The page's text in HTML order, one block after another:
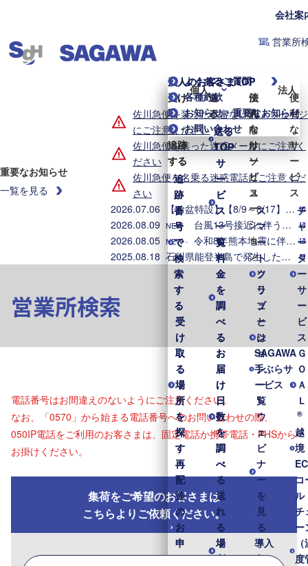
会社案
営業所
個人
個人のお客さまTOP
受け
取
る・
追跡
する
追
跡
番
号
で
検
索
す
る
受
け
取
る
場
所
を
探
す
再
配
達
の
お
申
し
送
る
送る
TOP
サ
ー
ビ
ス
一
覧
料
金
を
調
べ
る
お
届
け
日
数
を
調
べ
る
送
れ
る
場
所
便
利
な
サ
ー
ビ
ス
ス
マ
ー
ト
ク
ラ
ブ
と
は
SAGAWA
手ぶらサ
ービス
法人
法人のお客さまTOP
受け
取
る・
追跡
する
追
跡
番
号
で
検
索
す
る
受
け
取
る
場
所
を
探
す
再
配
達
の
お
申
し
送
る
送る
TOP
サ
ー
ビ
ス
一
覧
料
金
を
調
べ
る
お
届
け
日
数
を
調
べ
る
送
れ
る
場
所
法
人
向
け
ソ
リ
ュ
ー
シ
ョ
ン
ソ
リ
ュ
ー
シ
ョ
ン
一
覧
ウ
ェ
ビ
ナ
ー
を
見
る
導入
事
便
利
な
サ
ー
ビ
ス
チ
ャ
ー
タ
ー
サ
ー
ビ
ス
Ｇ
Ｏ
Ａ
Ｌ
®
越
境
EC
コ
ル
チ
ー
度
よくあるご質問
各種約款
お知らせ・重要なお知らせ
お問い合わせ
重要なお知らせ
一覧を見る
佐川急便を装った不審なLINEメッセージ
にご注意ください
佐川急便を装った迷惑メールにご注意く
ださい
佐川急便を名乗る迷惑電話にご注意くだ
さい
2026.07.06
【お盆特設】【8/9～8/17】お盆期間中の集配業務のご案内
2026.08.09 NEW
台風13号接近に伴う集配業務への影響について（2026年8月9日8時時点）
2026.08.05 NEW
令和8年熊本地震に伴う集配への影響について（2026年8月5日8時時点）
2025.08.18
石川県能登半島で発生した地震・大雨に伴う配送への影響について
営業所検索
電話番号はお間違えのないようにご注意ください。
なお、「0570」から始まる電話番号へのお問い合わせの際、
050IP電話をご利用のお客さまは、固定電話か携帯電話・PHSから
お掛けください。
集荷をご希望のお客さまは
こちらよりご依頼ください。